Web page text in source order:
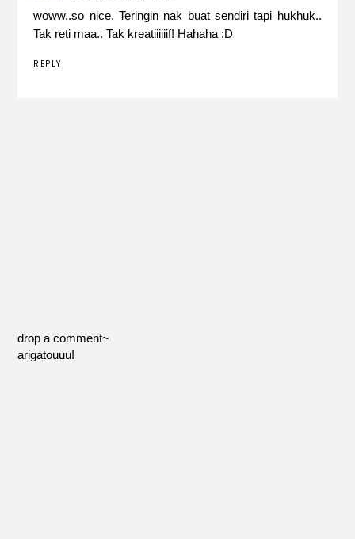
woww..so nice. Teringin nak buat sendiri tapi hukhuk..
Tak reti maa.. Tak kreatiiiiiif! Hahaha :D
REPLY
drop a comment~
arigatouuu!